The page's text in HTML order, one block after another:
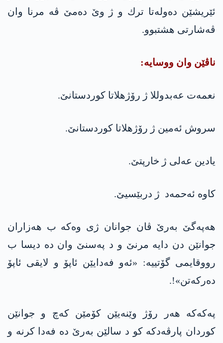
ئێریشێن ده‌وله‌تا ترك و ژ وێ ده‌مێ ڤه‌ مرنا وان
ڤه‌شارتی هشتبوو.
ناڤێن وان ووسایه‌:
نعمه‌ت عه‌بدوللا ژ رۆژهلاتا كوردستانێ.
سروش ئه‌مین ژ رۆژهلاتا كوردستانێ.
یادین عه‌لی ژ خارپتێ.
كاوه‌ ئه‌حمه‌د ژ دربێسیێ.
هه‌په‌گێ به‌رێ ڤان جوانان ژی وه‌كه‌ ب هه‌زاران
جوانێن دن دایه‌ مرنێ و د په‌سنێ وان ده‌ دیسا ب
رووقایمی گۆتییه‌: «ئه‌و فه‌دایێن ئاپۆ و لایقی ئاپۆ
ده‌ركه‌تن»!.
په‌كه‌كه‌ هه‌ر رۆژ وێنه‌یێن كۆمێن كه‌چ و جوانێن
كوردان پارڤه‌دكه‌ كو د سالێن به‌رێ ده‌ فه‌دا كرنه‌ و